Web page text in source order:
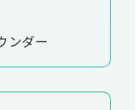
ンダー